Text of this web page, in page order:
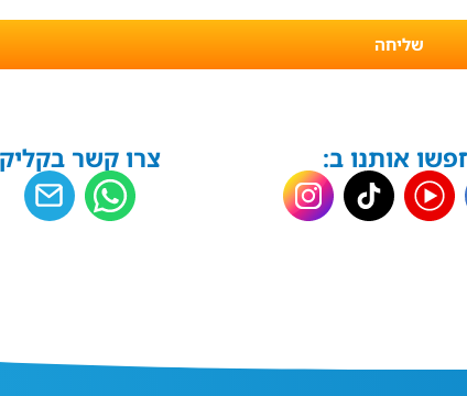
שליחה
אותנו ב: צרו קשר בקליק